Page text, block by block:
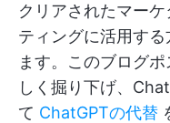
クリアされたマー
ティングに活用す
ます。このブログ
しく掘り下げ、
て ChatGPTの代替